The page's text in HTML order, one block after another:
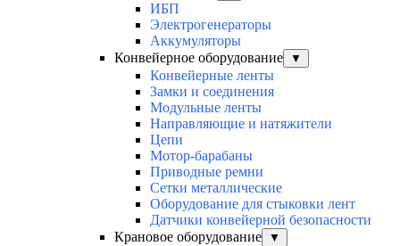
ИБП
Электрогенераторы
Аккумуляторы
Конвейерное оборудование
▼
Конвейерные ленты
Замки и соединения
Модульные ленты
Направляющие и натяжители
Цепи
Мотор-барабаны
Приводные ремни
Сетки металлические
Оборудование для стыковки лент
Датчики конвейерной безопасности
Крановое оборудование
▼